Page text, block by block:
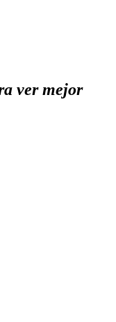
ver mejor